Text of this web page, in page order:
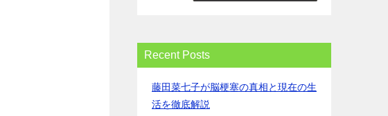
Recent Posts
藤田菜七子が脳梗塞の真相と現在の生
活を徹底解説